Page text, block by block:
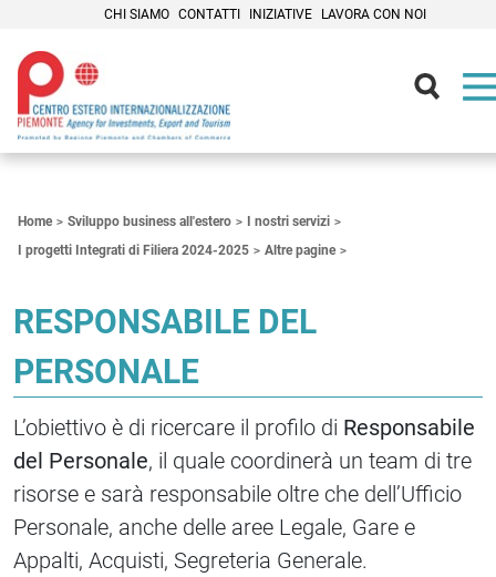
CHI SIAMO CONTATTI INIZIATIVE LAVORA CON NOI
Home Sviluppo business all'estero
I nostri servizi
I progetti Integrati di Filiera 2024-2025
Altre pagine
RESPONSABILE DEL
PERSONALE
L’obiettivo è di ricercare il profilo di Responsabile
del Personale, il quale coordinerà un team di tre
risorse e sarà responsabile oltre che dell’Ufficio
Personale, anche delle aree Legale, Gare e
Appalti, Acquisti, Segreteria Generale.